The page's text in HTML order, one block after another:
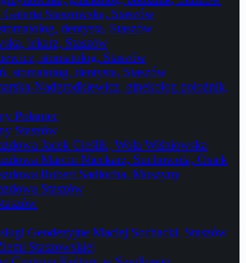
Staszowska, Staszów
dentysta, Staszów
lekarz, Staszów
stomatolog, Staszów
stomatolog, dentysta, Staszów
Nadgrodkiewicz, ginekolog położnik,
Połaniec
Staszów
Jacek Cieślik, Wola Wiśniowska
Marcin Nieckarz, Suchowola, Osiek
Robert Sadłocha, Moszyny
Staszów
Geodezyjne Maciej Sochacki, Staszów
Staszowskiej